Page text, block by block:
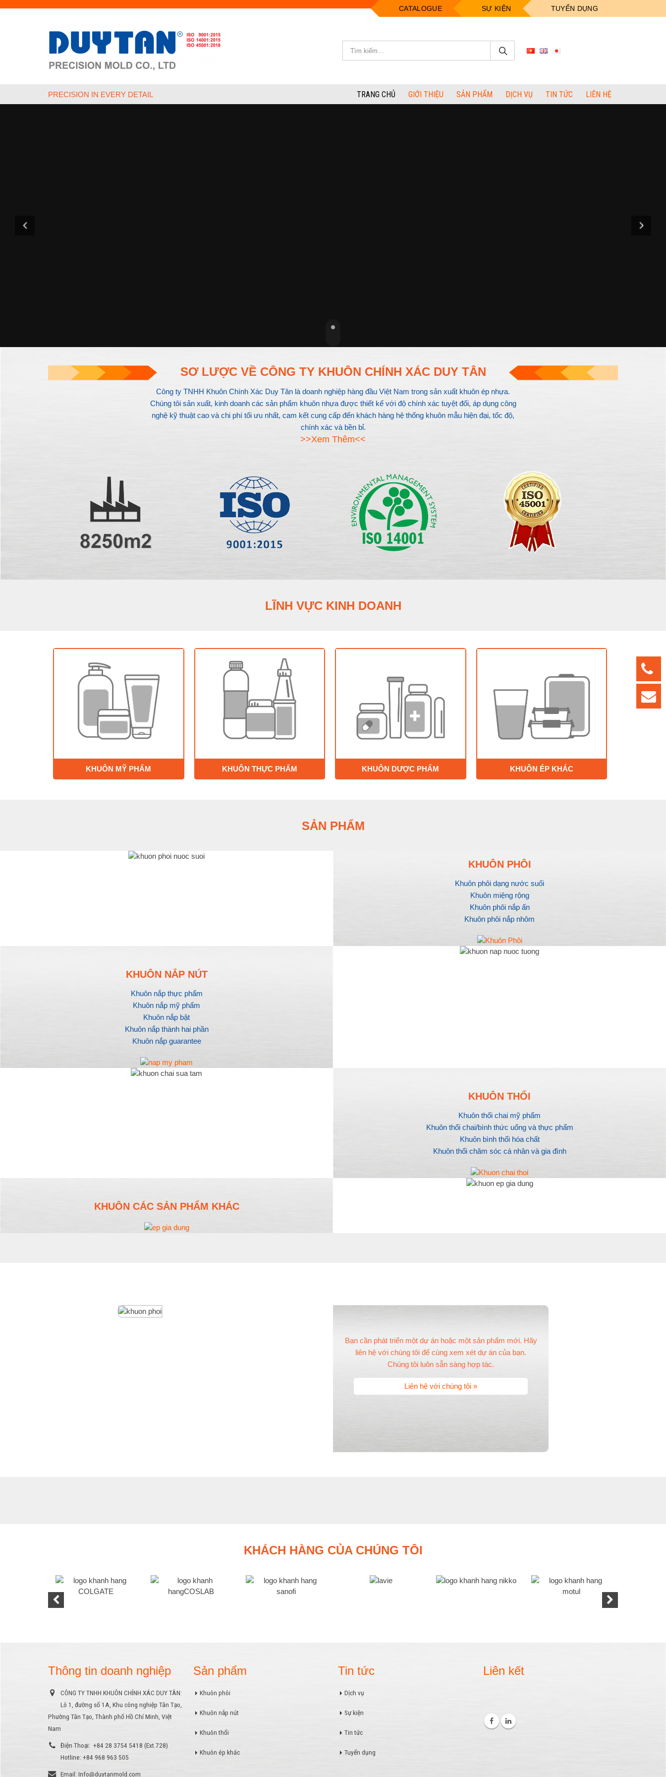
CATALOGUE SỰ KIỆN TUYỂN DỤNG
PRECISION IN EVERY DETAIL TRANG CHỦ GIỚI THIỆU SẢN PHẨM DỊCH VỤ TIN TỨC LIÊN HỆ
SƠ LƯỢC VỀ CÔNG TY KHUÔN CHÍNH XÁC DUY TÂN
Công ty TNHH Khuôn Chính Xác Duy Tân là doanh nghiệp hàng đầu Việt Nam trong sản xuất khuôn ép nhựa.
Chúng tôi sản xuất, kinh doanh các sản phẩm khuôn nhựa được thiết kế với độ chính xác tuyệt đối, áp dụng công
nghệ kỹ thuật cao và chi phí tối ưu nhất, cam kết cung cấp đến khách hàng hệ thống khuôn mẫu hiện đại, tốc độ,
chính xác và bền bỉ.
>>Xem Thêm<<
LĨNH VỰC KINH DOANH
KHUÔN MỸ PHẨM KHUÔN THỰC PHẨM KHUÔN DƯỢC PHẨM KHUÔN ÉP KHÁC
SẢN PHẨM
KHUÔN PHÔI
Khuôn phôi dạng nước suối
Khuôn miệng rộng
Khuôn phôi nắp ấn
Khuôn phôi nắp nhôm
KHUÔN NẮP NÚT
Khuôn nắp thực phẩm
Khuôn nắp mỹ phẩm
Khuôn nắp bật
Khuôn nắp thành hai phần
Khuôn nắp guarantee
KHUÔN THỔI
Khuôn thổi chai mỹ phẩm
Khuôn thổi chai/bình thức uống và thực phẩm
Khuôn bình thổi hóa chất
Khuôn thổi chăm sóc cá nhân và gia đình
KHUÔN CÁC SẢN PHẨM KHÁC
Bạn cần phát triển một dự án hoặc một sản phẩm mới. Hãy
liên hệ với chúng tôi để cùng xem xét dự án của bạn.
Chúng tôi luôn sẵn sàng hợp tác.
Liên hệ với chúng tôi »
KHÁCH HÀNG CỦA CHÚNG TÔI
Thông tin doanh nghiệp
CÔNG TY TNHH KHUÔN CHÍNH XÁC DUY TÂN:
Lô 1, đường số 1A, Khu công nghiệp Tân Tạo,
Phường Tân Tạo, Thành phố Hồ Chí Minh, Việt
Nam
Điện Thoại: +84 28 3754 5418 (Ext.728)
Hotline: +84 968 963 505
Email: Info@duytanmold.com
Sản phẩm
Khuôn phôi
Khuôn nắp nút
Khuôn thổi
Khuôn ép khác
Tin tức
Dịch vụ
Sự kiện
Tin tức
Tuyển dụng
Liên kết